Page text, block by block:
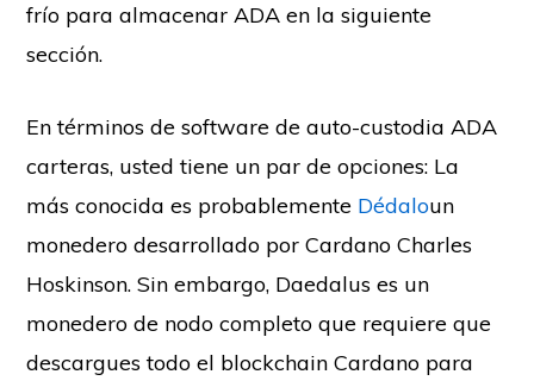
frío para almacenar ADA en la siguiente
sección.
En términos de software de auto-custodia ADA
carteras, usted tiene un par de opciones: La
más conocida es probablemente Dédaloun
monedero desarrollado por Cardano Charles
Hoskinson. Sin embargo, Daedalus es un
monedero de nodo completo que requiere que
descargues todo el blockchain Cardano para